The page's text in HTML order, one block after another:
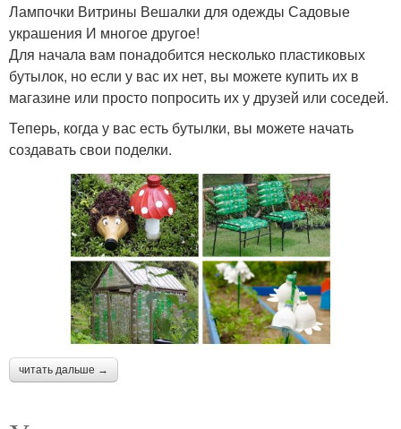
Лампочки Витрины Вешалки для одежды Садовые
украшения И многое другое!
Для начала вам понадобится несколько пластиковых
бутылок, но если у вас их нет, вы можете купить их в
магазине или просто попросить их у друзей или соседей.
Теперь, когда у вас есть бутылки, вы можете начать
создавать свои поделки.
читать дальше →